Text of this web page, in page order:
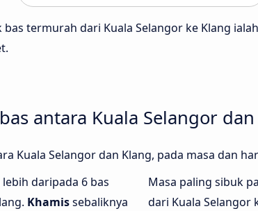
bas termurah dari Kuala Selangor ke Klang ialah
antara Kuala Selangor
Kuala Selangor dan Klang, pada masa dan
daripada 6 bas
Khamissebaliknya
Masa paling sibuk
dari Kuala Selangor